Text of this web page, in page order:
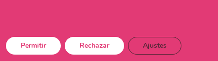
Permitir Rechazar Ajustes